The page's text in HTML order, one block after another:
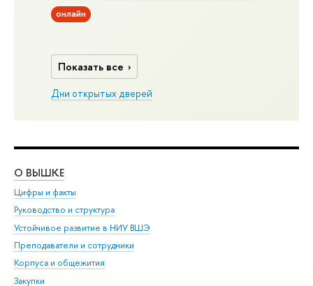
онлайн
Показать все
Дни открытых дверей
О ВЫШКЕ
Цифры и факты
Руководство и структура
Устойчивое развитие в НИУ ВШЭ
Преподаватели и сотрудники
Корпуса и общежития
Закупки